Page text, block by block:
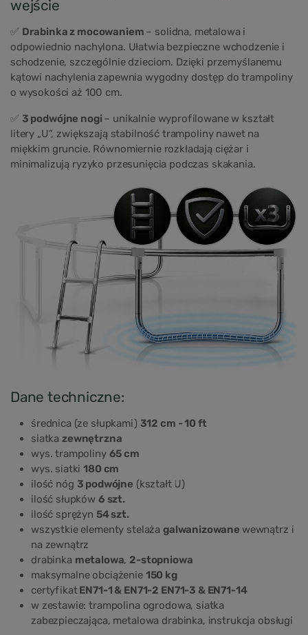
wejście
✅ Drabinka z mocowaniem – solidna, metalowa i
odpowiednio nachylona. Ułatwia bezpieczne wchodzenie i
schodzenie, szczególnie dzieciom. Dzięki przemyślanemu
kątowi nachylenia zapewnia wygodny dostęp do trampoliny
o wysokości aż 100 cm.
✅ 3 podwójne nogi – unikalnie wyprofilowane w kształt
litery „U”, zwiększają stabilność trampoliny nawet na
miękkim gruncie. Równomiernie rozkładają ciężar i
minimalizują ryzyko przesunięcia podczas skakania.
Dane techniczne:
średnica (ze słupkami) 312 cm - 10 ft
siatka zewnętrzna
wys. trampoliny 65 cm
wys. siatki180 cm
ilość nóg 3 podwójne (kształt U)
ilość słupków 6 szt.
ilość sprężyn 54 szt.
wszystkie elementy stelaża galwanizowane wewnątrz i
na zewnątrz
drabinka metalowa,2-stopniowa
maksymalne obciążenie 150 kg
certyfikatEN71-1 & EN71-2 EN71-3 & EN71-14
w zestawie: trampolina ogrodowa, siatka
zabezpieczająca, metalowa drabinka, instrukcja obsługi